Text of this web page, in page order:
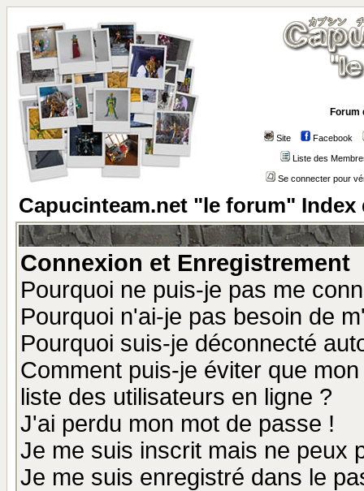
Forum
Site Facebook
Liste des
Se connecter pour
Capucinteam.net "le forum" Index
Connexion et Enregistrement
Pourquoi ne puis-je pas me
Pourquoi n'ai-je pas besoin de
Pourquoi suis-je déconnecté
Comment puis-je éviter que
liste des utilisateurs en ligne ?
J'ai perdu mon mot de passe !
Je me suis inscrit mais ne peux
Je me suis enregistré dans le